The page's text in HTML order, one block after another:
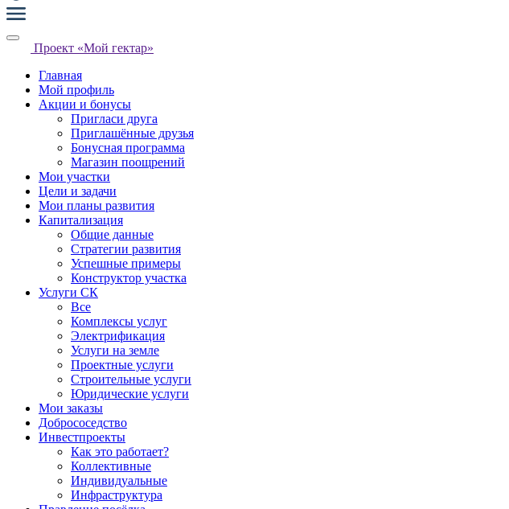
Проект «Мой гектар»
Главная
Мой профиль
Акции и бонусы
Пригласи друга
Приглашённые друзья
Бонусная программа
Магазин поощрений
Мои участки
Цели и задачи
Мои планы развития
Капитализация
Общие данные
Стратегии развития
Успешные примеры
Конструктор участка
Услуги СК
Все
Комплексы услуг
Электрификация
Услуги на земле
Проектные услуги
Строительные услуги
Юридические услуги
Мои заказы
Добрососедство
Инвестпроекты
Как это работает?
Коллективные
Индивидуальные
Инфраструктура